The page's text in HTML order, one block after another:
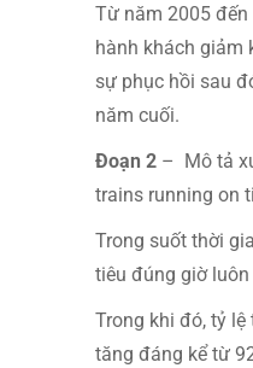
Từ năm 2005
hành khách giảm
sự phục hồi sau
năm cuối.
Đoạn 2 – Mô tả
trains running on
Trong suốt thời
tiêu đúng giờ
Trong khi đó, tỷ
tăng đáng kể từ